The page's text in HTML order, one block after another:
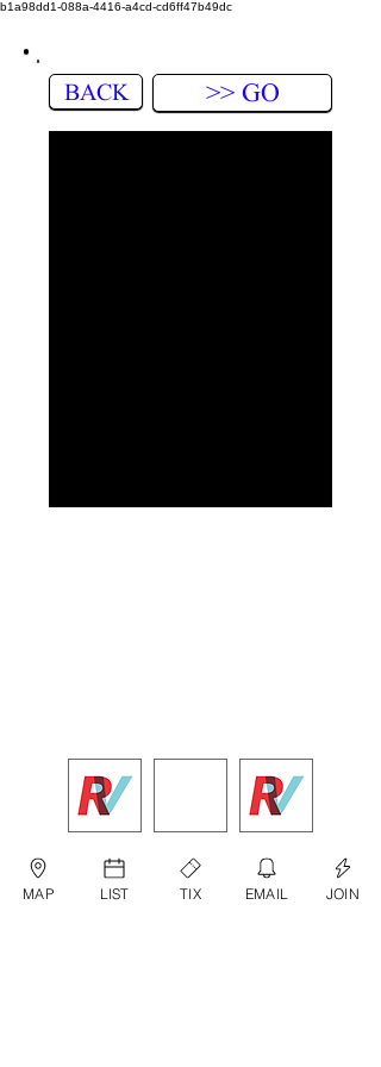
b1a98dd1-088a-4416-a4cd-cd6ff47b49dc
BACK >> GO
MAP LIST TIX EMAIL JOIN